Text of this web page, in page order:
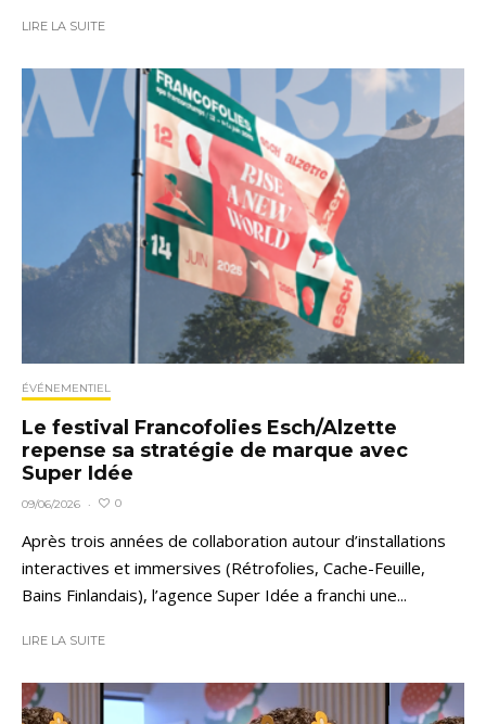
LIRE LA SUITE
ÉVÉNEMENTIEL
Le festival Francofolies Esch/Alzette
repense sa stratégie de marque avec
Super Idée
09/06/2026 · 0
Après trois années de collaboration autour d’installations
interactives et immersives (Rétrofolies, Cache-Feuille,
Bains Finlandais), l’agence Super Idée a franchi une...
LIRE LA SUITE